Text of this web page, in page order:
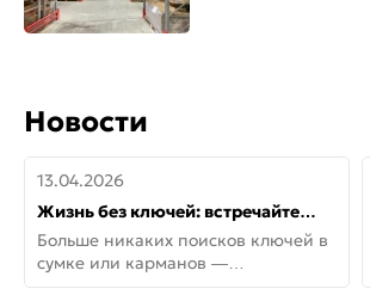
Новости
13.04.2026
Жизнь без ключей: встречайте
новую дверь СИТИ ИНТЕГРА
АйКью!
Больше никаких поисков ключей в
сумке или карманов —
представляем СИТИ ИНТЕГРА